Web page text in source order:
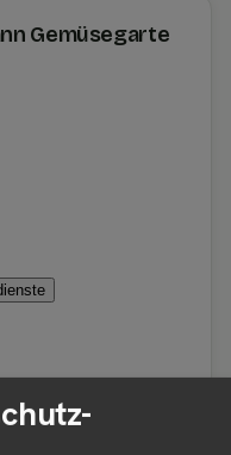
Gemüsegarte